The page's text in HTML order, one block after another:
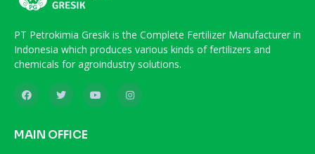
PT Petrokimia Gresik is the Complete Fertilizer Manufacturer in
Indonesia which produces various kinds of fertilizers and
chemicals for agroindustry solutions.
MAIN OFFICE